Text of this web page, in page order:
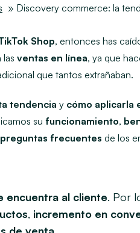
» Discovery commerce: la
Shop, entonces has
ventas en línea, ya que
que tantos extrañaban.
tendencia y cómo aplicarla
su funcionamiento,
preguntas frecuentes de los
encuentra al cliente. Por
, incremento en